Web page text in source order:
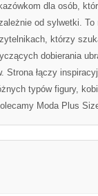
dla osób,
od sylwetki.
którzy
dobierania
Strona łączy
typów figury,
Moda Plus